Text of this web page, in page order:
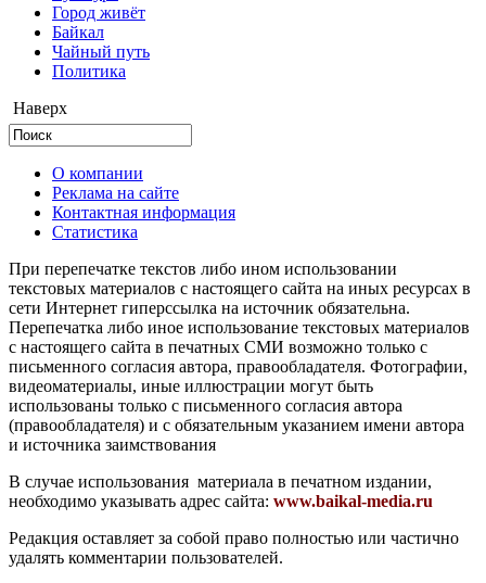
Город живёт
Байкал
Чайный путь
Политика
Наверх
О компании
Реклама на сайте
Контактная информация
Статистика
При перепечатке текстов либо ином использовании
текстовых материалов с настоящего сайта на иных ресурсах в
сети Интернет гиперссылка на источник обязательна.
Перепечатка либо иное использование текстовых материалов
с настоящего сайта в печатных СМИ возможно только с
письменного согласия автора, правообладателя. Фотографии,
видеоматериалы, иные иллюстрации могут быть
использованы только с письменного согласия автора
(правообладателя) и с обязательным указанием имени автора
и источника заимствования
В случае использования материала в печатном издании,
необходимо указывать адрес сайта: www.baikal-media.ru
Редакция оставляет за собой право полностью или частично
удалять комментарии пользователей.